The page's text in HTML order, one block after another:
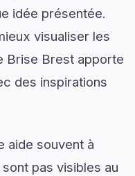
idée présentée.
visualiser les
Brise Brest apporte
des inspirations
aide souvent à
pas visibles au